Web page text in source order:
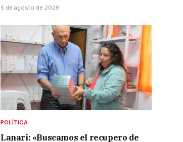
5 de agosto de 2026
POLÍTICA
Lanari: «Buscamos el recupero de